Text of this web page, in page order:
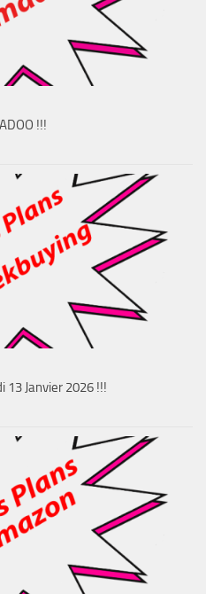
!!!
13 Janvier 2026 !!!